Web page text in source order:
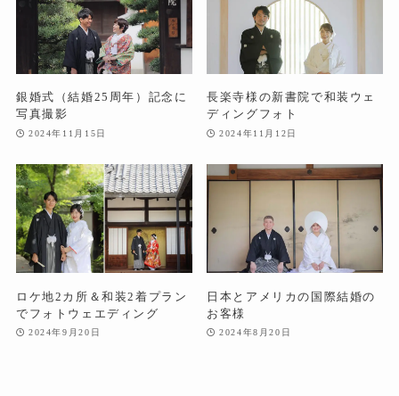
銀婚式（結婚25周年）記念に
写真撮影
2024年11月15日
長楽寺様の新書院で和装ウェ
ディングフォト
2024年11月12日
ロケ地2カ所＆和装2着プラン
でフォトウェエディング
2024年9月20日
日本とアメリカの国際結婚の
お客様
2024年8月20日